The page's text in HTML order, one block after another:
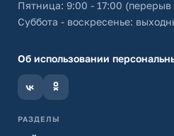
Пятница: 9:00 - 17:00 (перерыв
Суббота - воскресенье:
Об использовании
РАЗДЕЛЫ